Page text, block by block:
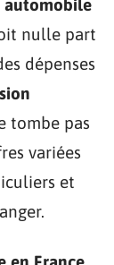
nulle part
dépenses
tombe pas
variées
et
en France